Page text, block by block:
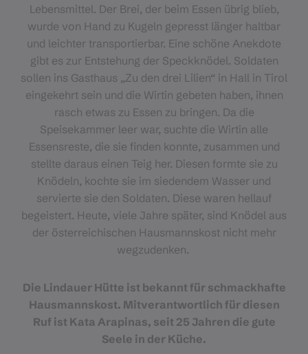
Lebensmittel. Der Brei, der beim Essen übrig blieb,
wurde von Hand zu Kugeln gepresst länger haltbar
und leichter transportierbar. Eine schöne Anekdote
gibt es zur Entstehung der Speckknödel. Soldaten
sollen ins Gasthaus „Zu den drei Lilien“ in Hall in Tirol
eingekehrt sein und die Wirtin gebeten haben, ihnen
rasch etwas zu Essen zu bringen. Da die
Speisekammer leer war, suchte die Wirtin alle
Essensreste, die sie finden konnte, zusammen und
stellte daraus einen Teig her. Diesen formte sie zu
Knödeln, kochte sie im siedendem Wasser und
servierte sie den Soldaten. Diese waren hellauf
begeistert. Heute, viele Jahre später, sind Knödel aus
der österreichischen Hausmannskost nicht mehr
wegzudenken.
Die Lindauer Hütte ist bekannt für schmackhafte
Hausmannskost. Mitverantwortlich für diesen
Ruf ist Kata Arapinas, seit 25 Jahren die gute
Seele in der Küche.